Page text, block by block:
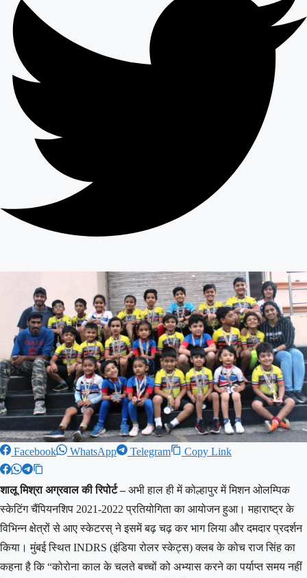
Facebook WhatsApp Telegram Copy Link
शालू मिश्रा अग्रवाल की रिपोर्ट –अभी हाल ही में कोल्हापुर में मिशन ओलम्पिक
स्केटिंग चैंपियनशिप 2021-2022 प्रतियोगिता का आयोजन हुआ। महाराष्ट्र के
विभिन्न क्षेत्रों से आए स्केटरस् ने इसमें बढ़ चढ़ कर भाग लिया और दमदार प्रदर्शन
किया। मुंबई स्थित INDRS (इंडिया रोलर स्केट्स) क्लब के कोच राज सिंह का
कहना है कि “कोरोना काल के चलते बच्चों को अभ्यास करने का पर्याप्त समय नहीं